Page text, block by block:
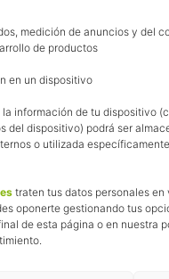
medición de anuncios y del
de productos
en un dispositivo
información de tu dispositivo
del dispositivo) podrá ser
o utilizada
traten tus datos personales en
oponerte gestionando tus
de esta página o en nuestra